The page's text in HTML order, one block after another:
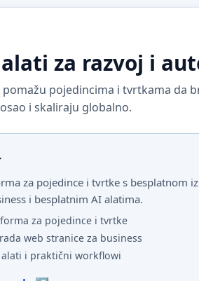
za razvoj i
pomažu pojedincima i tvrtkama da
i skaliraju globalno.
za pojedince i tvrtke s besplatnom
i besplatnim AI alatima.
za pojedince i tvrtke
web stranice za business
alati i praktični workflowi